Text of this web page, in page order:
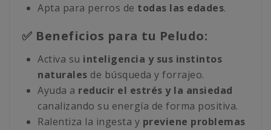
Apta para perros de todas las edades.
✅ Beneficios para tu Peludo:
Activa su inteligencia y sus instintos
naturales de búsqueda y forrajeo.
Ayuda a reducir el estrés y la ansiedad
canalizando su energía de forma positiva.
Ralentiza la ingesta y previene problemas